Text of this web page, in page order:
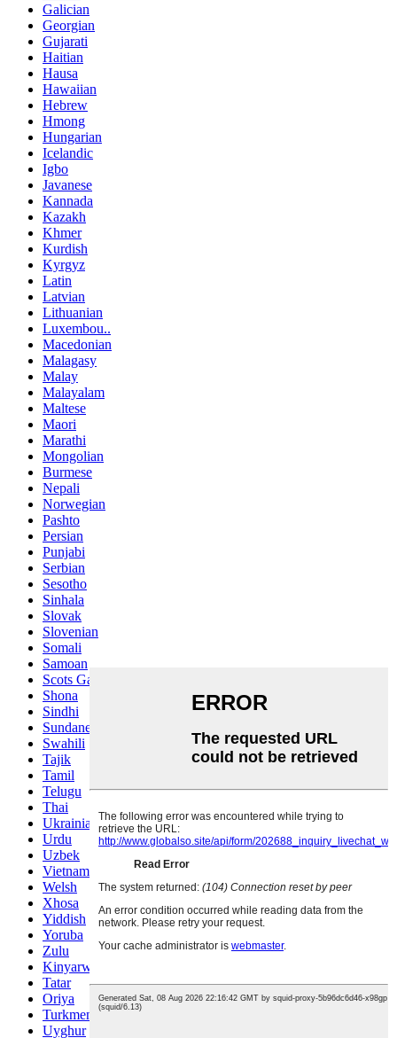
Galician
Georgian
Gujarati
Haitian
Hausa
Hawaiian
Hebrew
Hmong
Hungarian
Icelandic
Igbo
Javanese
Kannada
Kazakh
Khmer
Kurdish
Kyrgyz
Latin
Latvian
Lithuanian
Luxembou..
Macedonian
Malagasy
Malay
Malayalam
Maltese
Maori
Marathi
Mongolian
Burmese
Nepali
Norwegian
Pashto
Persian
Punjabi
Serbian
Sesotho
Sinhala
Slovak
Slovenian
Somali
Samoan
Scots Gaelic
Shona
Sindhi
Sundanese
Swahili
Tajik
Tamil
Telugu
Thai
Ukrainian
Urdu
Uzbek
Vietnamese
Welsh
Xhosa
Yiddish
Yoruba
Zulu
Kinyarwanda
Tatar
Oriya
Turkmen
Uyghur